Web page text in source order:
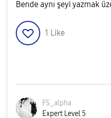
Bende aynı şeyi yazmak
1 Like
FS_alpha
Expert Level 5